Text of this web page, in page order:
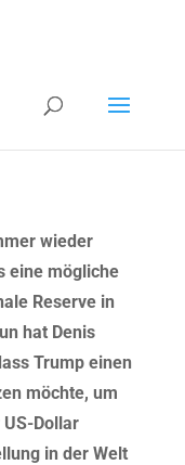
wieder
eine mögliche
Reserve in
hat Denis
Trump einen
möchte, um
Dollar
in der Welt